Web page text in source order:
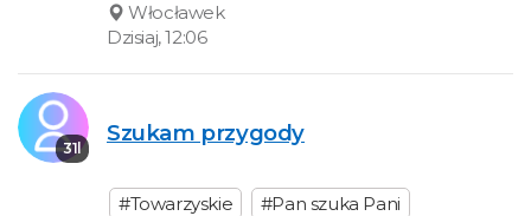
Włocławek
Dzisiaj, 12:06
31l
Szukam przygody
#Towarzyskie #Pan szuka Pani